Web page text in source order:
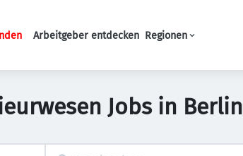
Haupt-Navigation
Arbeitgeber entdecken Regionen
Jobs in Berlin